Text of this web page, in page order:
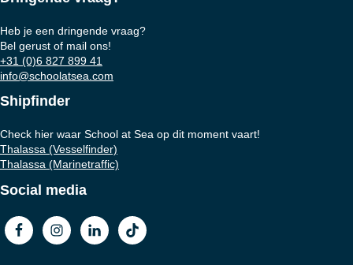
Heb je een dringende vraag?
Bel gerust of mail ons!
+31 (0)6 827 899 41
info@schoolatsea.com
Shipfinder
Check hier waar School at Sea op dit moment vaart!
Thalassa (Vesselfinder)
Thalassa (Marinetraffic)
Social media